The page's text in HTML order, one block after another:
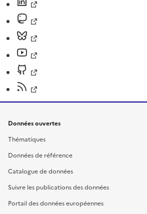
Données ouvertes
Thématiques
Données de référence
Catalogue de données
Suivre les publications des données
Portail des données européennes